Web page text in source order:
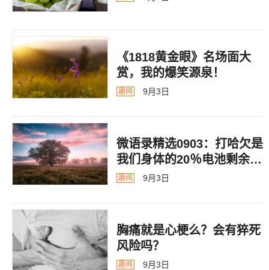
《1818黄金眼》名场面大
赏，我的爆笑源泉！
趣闻 9月3日
微语录精选0903：打哈欠是
我们身体的20％电池剩余警
告
趣闻 9月3日
胸痛就是心梗么？会有猝死
风险吗？
趣闻 9月3日